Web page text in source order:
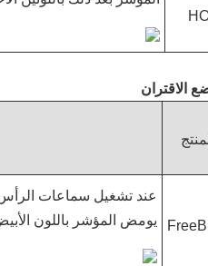
الاقتران
عند تشغيل سماعات
يومض المؤشر باللون